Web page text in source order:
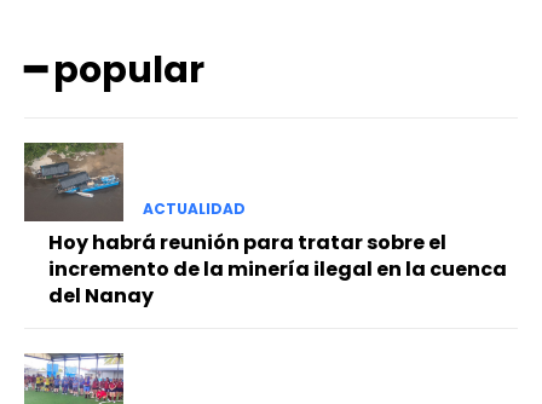
━ popular
ACTUALIDAD
Hoy habrá reunión para tratar sobre el
incremento de la minería ilegal en la cuenca
del Nanay